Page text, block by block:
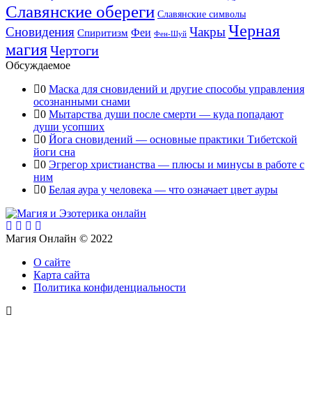
Славянские обереги Славянские символы
Сновидения Спиритизм Феи Фен-Шуй ЧакрыЧерная
магияЧертоги
Обсуждаемое
0 Маска для сновидений и другие способы управления
осознанными снами
0 Мытарства души после смерти — куда попадают
души усопших
0 Йога сновидений — основные практики Тибетской
йоги сна
0 Эгрегор христианства — плюсы и минусы в работе с
ним
0 Белая аура у человека — что означает цвет ауры
Магия Онлайн © 2022
О сайте
Карта сайта
Политика конфиденциальности